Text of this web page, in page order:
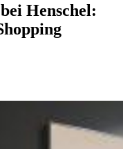
Henschel: